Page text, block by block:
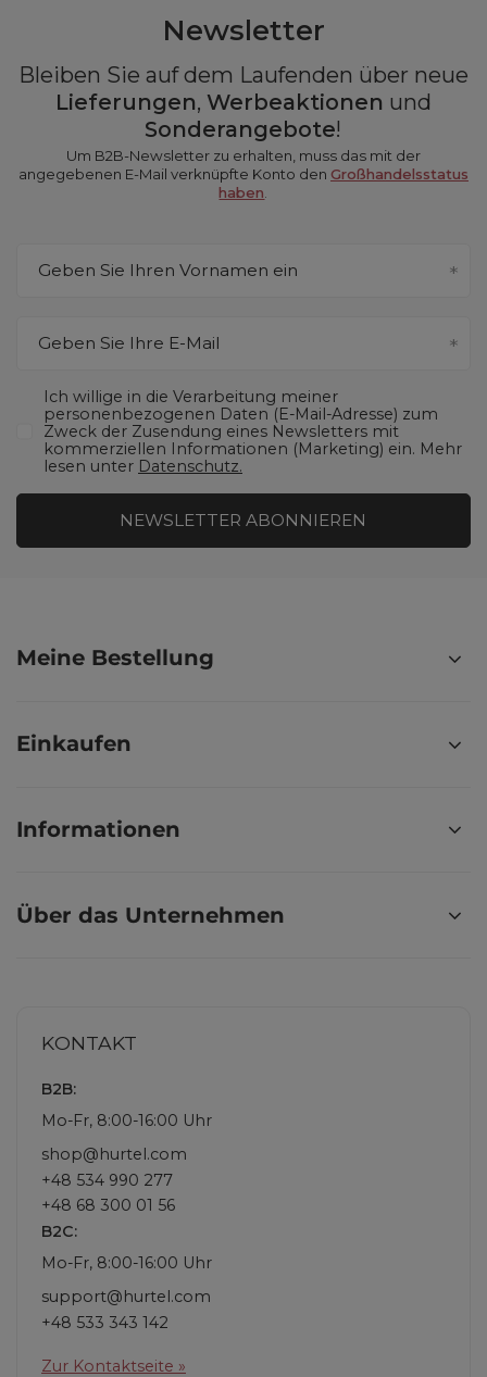
Newsletter
Bleiben Sie auf dem Laufenden über neue
Lieferungen, Werbeaktionen und
Sonderangebote!
Um B2B-Newsletter zu erhalten, muss das mit der
angegebenen E-Mail verknüpfte Konto den Großhandelsstatus
haben
Geben Sie Ihren Vornamen ein
Geben Sie Ihre E-Mail
Ich willige in die Verarbeitung meiner
personenbezogenen Daten (E-Mail-Adresse) zum
Zweck der Zusendung eines Newsletters mit
kommerziellen Informationen (Marketing) ein. Mehr
lesen unter Datenschutz.
NEWSLETTER ABONNIEREN
Meine Bestellung
Einkaufen
Informationen
Über das Unternehmen
KONTAKT
B2B:
Mo-Fr, 8:00-16:00 Uhr
shop@hurtel.com
+48 534 990 277
+48 68 300 01 56
B2C:
Mo-Fr, 8:00-16:00 Uhr
support@hurtel.com
+48 533 343 142
Zur Kontaktseite »